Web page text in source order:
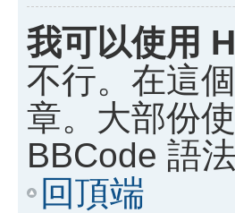
我可以使用
不行。在這
章。大部份
BBCode 語法
回頂端